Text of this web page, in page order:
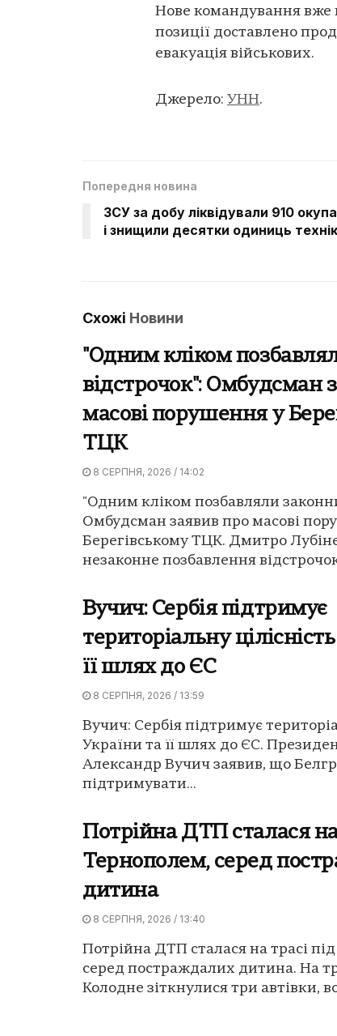
Нове командування вже
позиції доставлено
евакуація військових.
Джерело: УНН.
Попередня новина
ЗСУ за добу ліквідували 910
і знищили десятки одиниць
Схожі Новини
"Одним кліком
відстрочок": Омбудсман
масові порушення у
ТЦК
8 СЕРПНЯ, 2026 / 14:02
"Одним кліком позбавляли
Омбудсман заявив про масові
Берегівському ТЦК. Дмитро
незаконне позбавлення
Вучич: Сербія підтримує
територіальну
її шлях до ЄС
8 СЕРПНЯ, 2026 / 13:59
Вучич: Сербія підтримує
України та її шлях до ЄС.
Александр Вучич заявив, що
підтримувати...
Потрійна ДТП сталася на
Тернополем, серед
дитина
8 СЕРПНЯ, 2026 / 13:40
Потрійна ДТП сталася на трасі
серед постраждалих дитина. На
Колодне зіткнулися три автівки,